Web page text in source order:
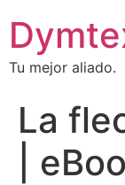
Tu mejor aliado.
La
|